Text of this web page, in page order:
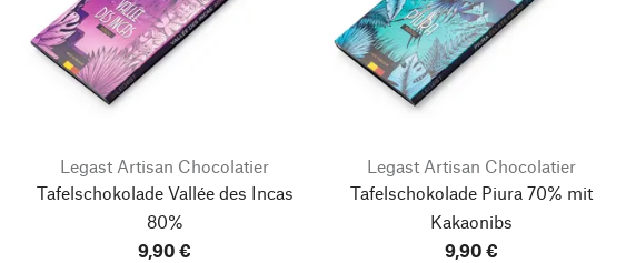
Legast Artisan Chocolatier
Tafelschokolade Vallée des Incas
80%
9,90 €
Legast Artisan Chocolatier
Tafelschokolade Piura 70% mit
Kakaonibs
9,90 €